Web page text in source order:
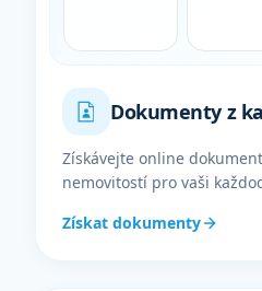
Dokumenty z
Získávejte online
nemovitostí pro vaši
Získat dokumenty